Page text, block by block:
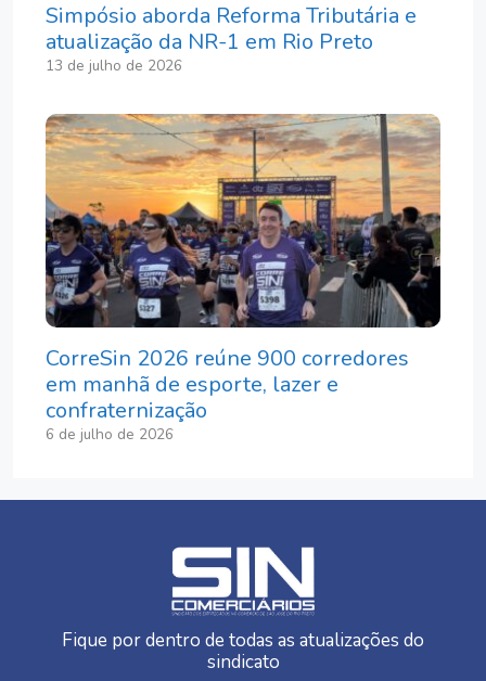
Simpósio aborda Reforma Tributária e
atualização da NR-1 em Rio Preto
13 de julho de 2026
CorreSin 2026 reúne 900 corredores
em manhã de esporte, lazer e
confraternização
6 de julho de 2026
Fique por dentro de todas as atualizações do
sindicato